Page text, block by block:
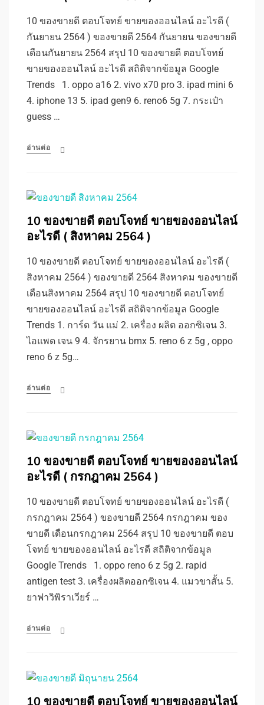
10 ของขายดี ตอบโจทย์ ขายของออนไลน์ อะไรดี (
กันยายน 2564 ) ของขายดี 2564 กันยายน ของขายดี
เดือนกันยายน 2564 สรุป 10 ของขายดี ตอบโจทย์
ขายของออนไลน์ อะไรดี สถิติจากข้อมูล Google
Trends 1. oppo a16 2. vivo x70 pro 3. ipad mini 6
4. iphone 13 5. ipad gen9 6. reno6 5g 7. กระเป๋า
guess …
อ่านต่อ
10 ของขายดี ตอบโจทย์ ขายของออนไลน์
อะไรดี ( สิงหาคม 2564 )
10 ของขายดี ตอบโจทย์ ขายของออนไลน์ อะไรดี (
สิงหาคม 2564 ) ของขายดี 2564 สิงหาคม ของขายดี
เดือนสิงหาคม 2564 สรุป 10 ของขายดี ตอบโจทย์
ขายของออนไลน์ อะไรดี สถิติจากข้อมูล Google
Trends 1. การ์ด วัน แม่ 2. เครื่อง ผลิต ออกซิเจน 3.
ไอแพด เจน 9 4. จักรยาน bmx 5. reno 6 z 5g , oppo
reno 6 z 5g…
อ่านต่อ
10 ของขายดี ตอบโจทย์ ขายของออนไลน์
อะไรดี ( กรกฎาคม 2564 )
10 ของขายดี ตอบโจทย์ ขายของออนไลน์ อะไรดี (
กรกฎาคม 2564 ) ของขายดี 2564 กรกฎาคม ของ
ขายดี เดือนกรกฎาคม 2564 สรุป 10 ของขายดี ตอบ
โจทย์ ขายของออนไลน์ อะไรดี สถิติจากข้อมูล
Google Trends 1. oppo reno 6 z 5g 2. rapid
antigen test 3. เครื่องผลิตออกซิเจน 4. แมวขาสั้น 5.
ยาฟาวิพิราเวียร์ …
อ่านต่อ